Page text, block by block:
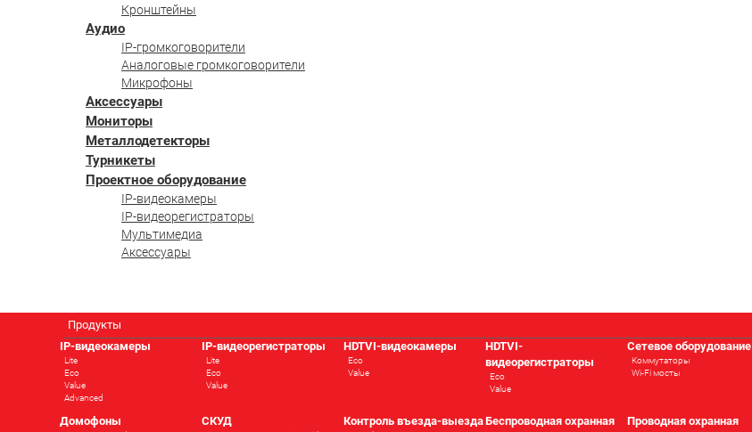
Кронштейны
Аудио
IP-громкоговорители
Аналоговые громкоговорители
Микрофоны
Аксессуары
Мониторы
Металлодетекторы
Турникеты
Проектное оборудование
IP-видеокамеры
IP-видеорегистраторы
Мультимедиа
Аксессуары
Продукты
IP-видеокамеры
Lite
Eco
Value
Advanced
IP-видеорегистраторы
Lite
Eco
Value
HDTVI-видеокамеры
Eco
Value
HDTVI-
видеорегистраторы
Eco
Value
Сетевое оборудование
Коммутаторы
Wi-Fi мосты
Домофоны СКУД Контроль въезда-выездаБеспроводная охранная
Проводная охранная